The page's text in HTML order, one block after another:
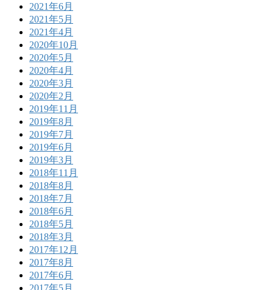
2021年6月
2021年5月
2021年4月
2020年10月
2020年5月
2020年4月
2020年3月
2020年2月
2019年11月
2019年8月
2019年7月
2019年6月
2019年3月
2018年11月
2018年8月
2018年7月
2018年6月
2018年5月
2018年3月
2017年12月
2017年8月
2017年6月